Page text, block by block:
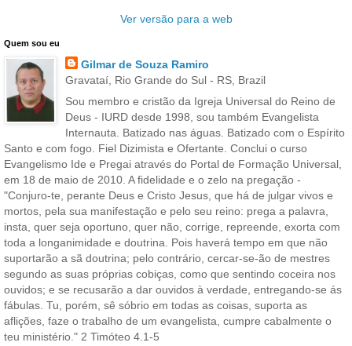
Ver versão para a web
Quem sou eu
Gilmar de Souza Ramiro
Gravataí, Rio Grande do Sul - RS, Brazil
Sou membro e cristão da Igreja Universal do Reino de
Deus - IURD desde 1998, sou também Evangelista
Internauta. Batizado nas águas. Batizado com o Espírito
Santo e com fogo. Fiel Dizimista e Ofertante. Conclui o curso
Evangelismo Ide e Pregai através do Portal de Formação Universal,
em 18 de maio de 2010. A fidelidade e o zelo na pregação -
"Conjuro-te, perante Deus e Cristo Jesus, que há de julgar vivos e
mortos, pela sua manifestação e pelo seu reino: prega a palavra,
insta, quer seja oportuno, quer não, corrige, repreende, exorta com
toda a longanimidade e doutrina. Pois haverá tempo em que não
suportarão a sã doutrina; pelo contrário, cercar-se-ão de mestres
segundo as suas próprias cobiças, como que sentindo coceira nos
ouvidos; e se recusarão a dar ouvidos à verdade, entregando-se ás
fábulas. Tu, porém, sê sóbrio em todas as coisas, suporta as
aflições, faze o trabalho de um evangelista, cumpre cabalmente o
teu ministério." 2 Timóteo 4.1-5